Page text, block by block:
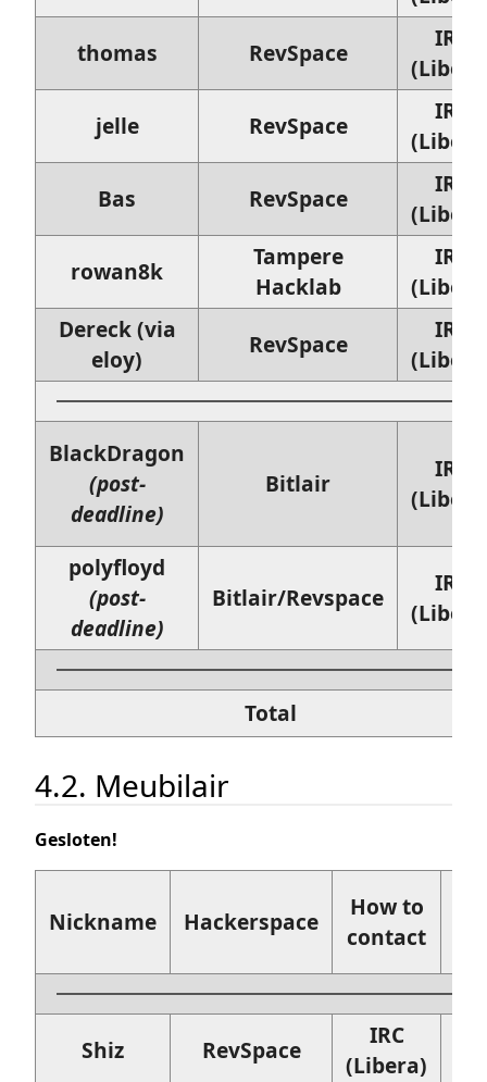
thomas
RevSpace
IRC
jelle
RevSpace
IRC
Bas
RevSpace
IRC
rowan8k
Tampere
Hacklab
IRC
Dereck (via
eloy)
RevSpace
IRC
BlackDragon
(post-
deadline)
Bitlair
IRC
polyfloyd
(post-
deadline)
Bitlair/Revspace
IRC
Total
4.2. Meubilair
Gesloten!
Nickname Hackerspace
How to
contact
Shiz RevSpace
IRC
(Libera)